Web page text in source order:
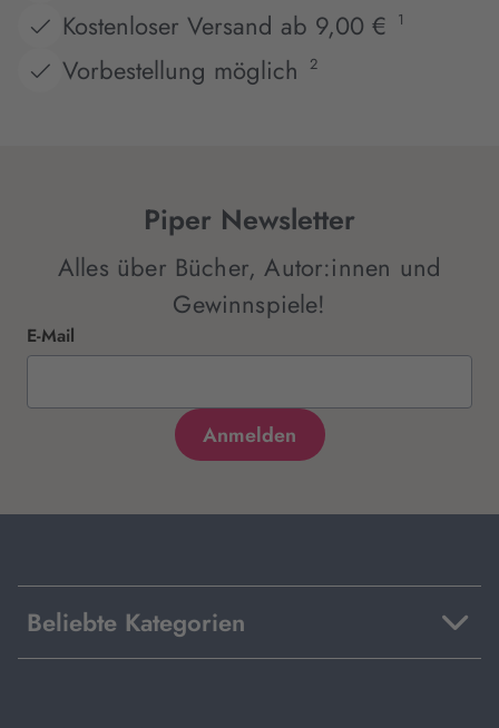
Kostenloser Versand ab 9,00 €
1
Vorbestellung möglich 2
Piper Newsletter
Alles über Bücher, Autor:innen und
Gewinnspiele!
E-Mail
Beliebte Kategorien